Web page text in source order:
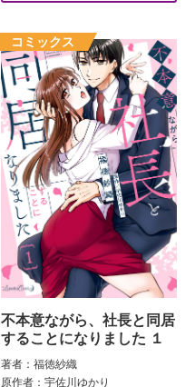
不本意ながら、社長と同居
することになりました １
著者：福徳紗織
原作者：宇佐川ゆかり